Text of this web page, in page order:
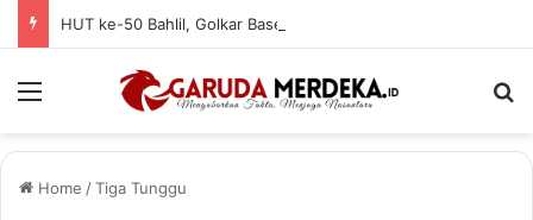
Menu
Home /Tiga Tunggu